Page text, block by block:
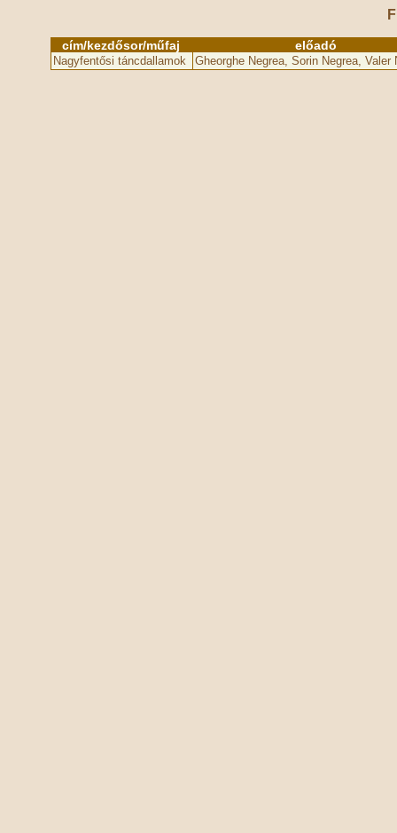
cím/kezdősor/műfaj előadó
Nagyfentősi táncdallamok Gheorghe Negrea, Sorin Negrea, Valer